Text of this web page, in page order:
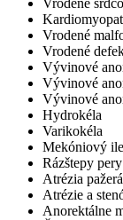
Vrodené
Vrodené
Vrodené
Vývinové
Vývinové
Vývinové
Hydrokéla
Varikokéla
Mekóniový
Rázštepy
Atrézia
Atrézie a
Anorektálne